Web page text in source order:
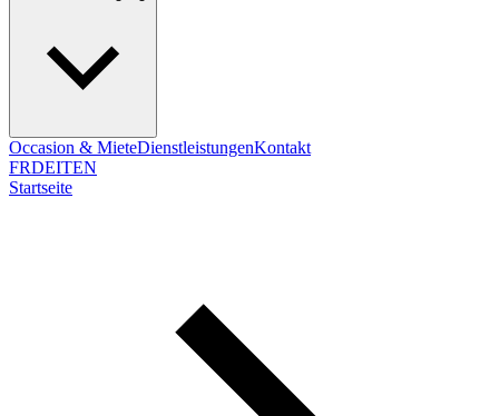
Occasion & MieteDienstleistungenKontakt
FRDEITEN
Startseite